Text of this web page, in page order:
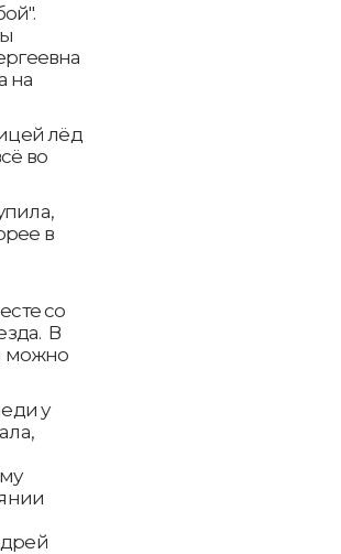
на
лёд
во
в
со
В
можно
у